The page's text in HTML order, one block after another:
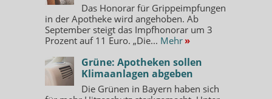
Das Honorar für Grippeimpfungen
in der Apotheke wird angehoben. Ab
September steigt das Impfhonorar um 3
Prozent auf 11 Euro. „Die... Mehr »
Grüne: Apotheken sollen
Klimaanlagen abgeben
Die Grünen in Bayern haben sich